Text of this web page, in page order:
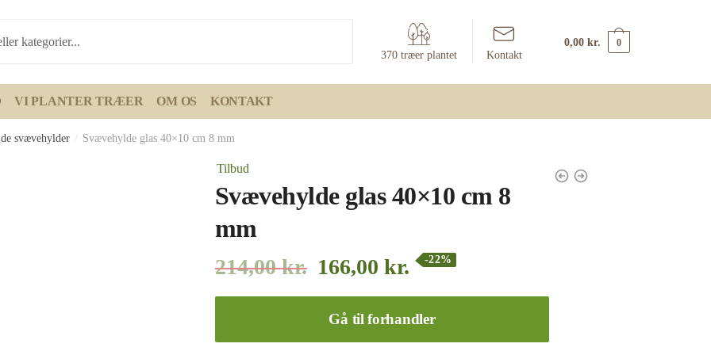
370 træer plantet Kontakt
0,00 kr. 0
VI PLANTER TRÆER OM OS KONTAKT
svævehylder Svævehylde glas 40×10 cm 8 mm
Tilbud
Svævehylde glas 40×10 cm 8
mm
214,00kr. 166,00 kr. -22%
Gå til forhandler